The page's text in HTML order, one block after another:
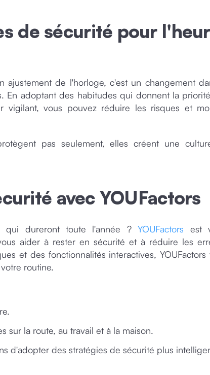
de sécurité pour
ajustement de l'horloge, c'est un changement
En adoptant des habitudes qui donnent la
vigilant, vous pouvez réduire les risques et
pas seulement, elles créent une
avec YOUFactors
qui dureront toute l'année ?YOUFactors est
aider à rester en sécurité et à réduire les
et des fonctionnalités interactives, YOUFactors
routine.
sur la route, au travail et à la maison.
d'adopter des stratégies de sécurité plus